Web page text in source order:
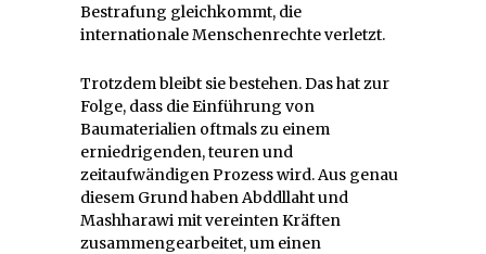
Bestrafung gleichkommt, die
internationale Menschenrechte verletzt.
Trotzdem bleibt sie bestehen. Das hat zur
Folge, dass die Einführung von
Baumaterialien oftmals zu einem
erniedrigenden, teuren und
zeitaufwändigen Prozess wird. Aus genau
diesem Grund haben Abddllaht und
Mashharawi mit vereinten Kräften
zusammengearbeitet, um einen